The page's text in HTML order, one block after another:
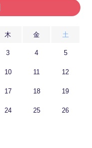
木 金 土
3 4 5
10 11 12
17 18 19
24 25 26